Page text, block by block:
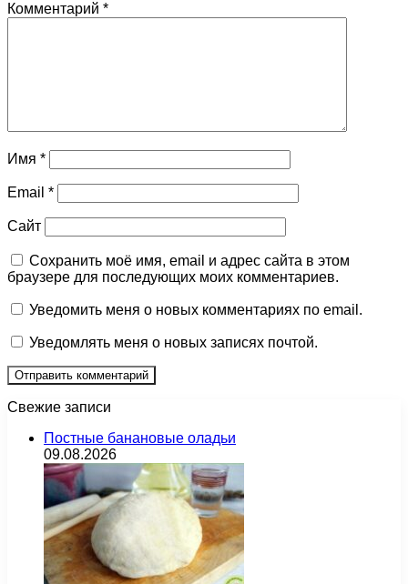
Комментарий *
Имя *
Email *
Сайт
Сохранить моё имя, email и адрес сайта в этом
браузере для последующих моих комментариев.
Уведомить меня о новых комментариях по email.
Уведомлять меня о новых записях почтой.
Свежие записи
Постные банановые оладьи
09.08.2026